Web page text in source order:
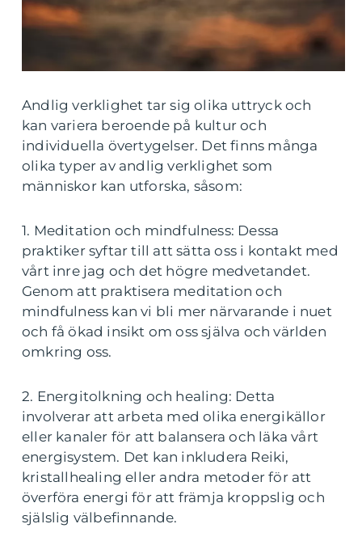
Andlig verklighet tar sig olika uttryck och
kan variera beroende på kultur och
individuella övertygelser. Det finns många
olika typer av andlig verklighet som
människor kan utforska, såsom:
1. Meditation och mindfulness: Dessa
praktiker syftar till att sätta oss i kontakt med
vårt inre jag och det högre medvetandet.
Genom att praktisera meditation och
mindfulness kan vi bli mer närvarande i nuet
och få ökad insikt om oss själva och världen
omkring oss.
2. Energitolkning och healing: Detta
involverar att arbeta med olika energikällor
eller kanaler för att balansera och läka vårt
energisystem. Det kan inkludera Reiki,
kristallhealing eller andra metoder för att
överföra energi för att främja kroppslig och
själslig välbefinnande.